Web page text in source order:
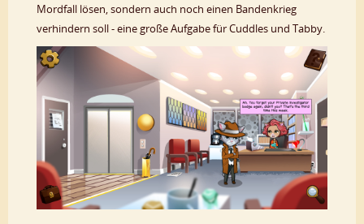
Mordfall lösen, sondern auch noch einen Bandenkrieg
verhindern soll - eine große Aufgabe für Cuddles und Tabby.